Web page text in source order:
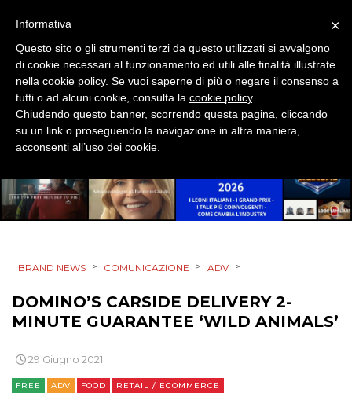
PRODOTTI
PUNTI VENDITA
CSR
CINEMA
EDITORIA
BRAND NEWS > COMUNICAZIONE > ADV >
DOMINO’S CARSIDE DELIVERY 2-
MINUTE GUARANTEE ‘WILD ANIMALS’
29 Giugno 2021
FREE ADV FOOD RETAIL / ECOMMERCE
×
Informativa
Questo sito o gli strumenti terzi da questo utilizzati si avvalgono
di cookie necessari al funzionamento ed utili alle finalità illustrate
nella cookie policy. Se vuoi saperne di più o negare il consenso a
tutti o ad alcuni cookie, consulta la cookie policy.
Chiudendo questo banner, scorrendo questa pagina, cliccando
su un link o proseguendo la navigazione in altra maniera,
acconsenti all’uso dei cookie.